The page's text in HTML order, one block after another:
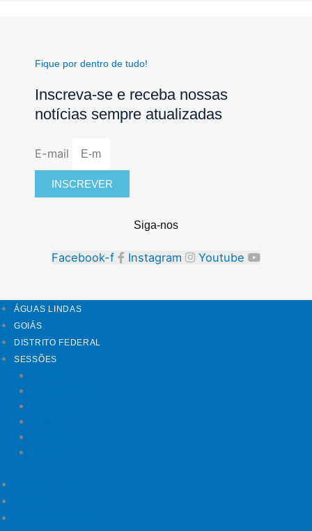
Fique por dentro de tudo!
Inscreva-se e receba nossas
notícias sempre atualizadas
E-mail
INSCREVER
Siga-nos
Facebook-f Instagram Youtube
ÁGUAS LINDAS
GOIÁS
DISTRITO FEDERAL
SESSÕES